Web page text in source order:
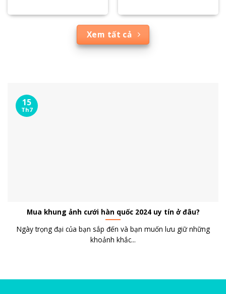
Xem tất cả
Mua khung ảnh cưới hàn quốc 2024 uy tín ở đâu?
Ngày trọng đại của bạn sắp đến và bạn muốn lưu giữ những
khoảnh khắc...
15
Th7